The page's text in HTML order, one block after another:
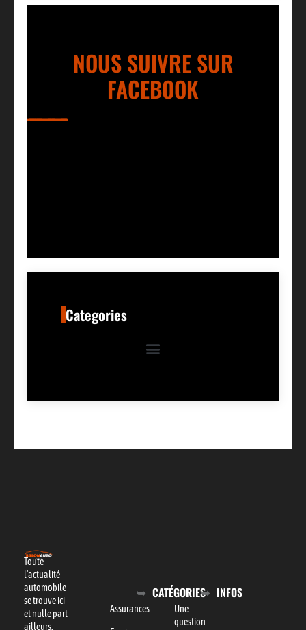
NOUS SUIVRE SUR
FACEBOOK
Categories
Toute
l’actualité
automobile
se trouve ici
et nulle part
ailleurs.
CATÉGORIES
Assurances
INFOS
Une
question